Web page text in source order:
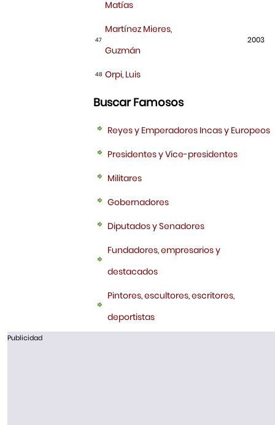
Matías
47
Martínez Mieres,
Guzmán
2003
48 Orpi, Luis
Buscar Famosos
Reyes y Emperadores Incas y Europeos
Presidentes y Vice-presidentes
Militares
Gobernadores
Diputados y Senadores
Fundadores, empresarios y
destacados
Pintores, escultores, escritores,
deportistas
Publicidad